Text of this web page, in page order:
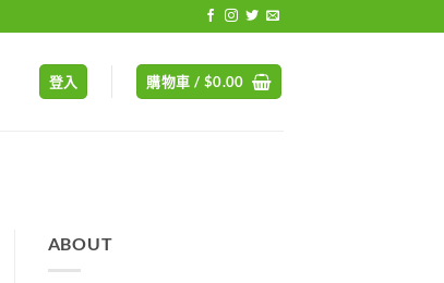
登入 購物車 / $0.00
ABOUT